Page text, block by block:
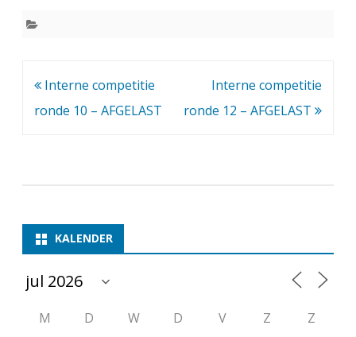
o
i
e
Bericht
navigatie
Interne competitie
ronde 10 – AFGELAST
Interne competitie
ronde 12 – AFGELAST
KALENDER
M D W D V Z
Z